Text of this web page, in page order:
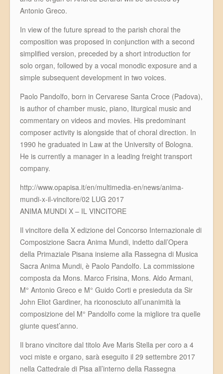
Antonio Greco.
In view of the future spread to the parish choral the
composition was proposed in conjunction with a second
simplified version, preceded by a short introduction for
solo organ, followed by a vocal monodic exposure and a
simple subsequent development in two voices.
Paolo Pandolfo, born in Cervarese Santa Croce (Padova),
is author of chamber music, piano, liturgical music and
commentary on videos and movies. His predominant
composer activity is alongside that of choral direction. In
1990 he graduated in Law at the University of Bologna.
He is currently a manager in a leading freight transport
company.
http://www.opapisa.it/en/multimedia-en/news/anima-
mundi-x-il-vincitore/02 LUG 2017
ANIMA MUNDI X – IL VINCITORE
Il vincitore della X edizione del Concorso Internazionale di
Composizione Sacra Anima Mundi, indetto dall’Opera
della Primaziale Pisana insieme alla Rassegna di Musica
Sacra Anima Mundi, è Paolo Pandolfo. La commissione
composta da Mons. Marco Frisina, Mons. Aldo Armani,
M° Antonio Greco e M° Guido Corti e presieduta da Sir
John Eliot Gardiner, ha riconosciuto all’unanimità la
composizione del M° Pandolfo come la migliore tra quelle
giunte quest’anno.
Il brano vincitore dal titolo Ave Maris Stella per coro a 4
voci miste e organo, sarà eseguito il 29 settembre 2017
nella Cattedrale di Pisa all’interno della Rassegna